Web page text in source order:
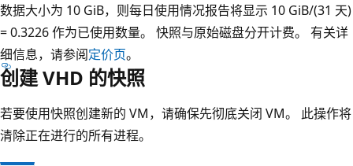
数据大小为 10 GiB，则每日使用情况报告将显示 10 GiB/(31 天)
= 0.3226 作为已使用数量。 快照与原始磁盘分开计费。 有关详
细信息，请参阅定价页。
创建 VHD 的快照
若要使用快照创建新的 VM，请确保先彻底关闭 VM。 此操作将
清除正在进行的所有进程。